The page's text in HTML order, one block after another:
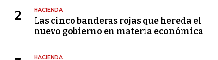
2 HACIENDA
Las cinco banderas rojas que hereda el
nuevo gobierno en materia económica
HACIENDA